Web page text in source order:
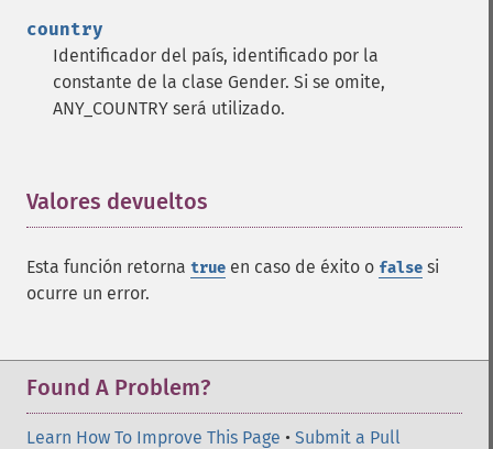
country
Identificador del país, identificado por la
constante de la clase Gender. Si se omite,
ANY_COUNTRY será utilizado.
Valores devueltos
Esta función retorna true en caso de éxito o false si
ocurre un error.
Found A Problem?
Learn How To Improve This Page • Submit a Pull